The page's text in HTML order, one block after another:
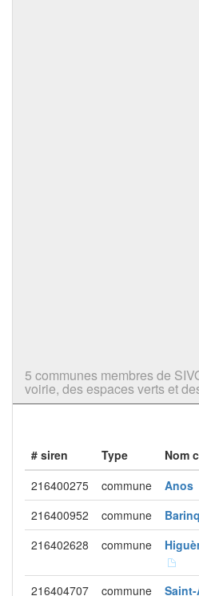
5 communes membres de
voirie, des espaces verts et
# siren Type Nom
216400275
commune Anos
216400952
commune
216402628
commune
216404707 commune